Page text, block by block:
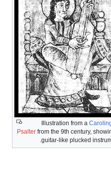
Illustration
Psalterfrom the 9th
guitar-like